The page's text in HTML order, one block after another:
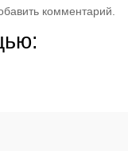
комментарий.